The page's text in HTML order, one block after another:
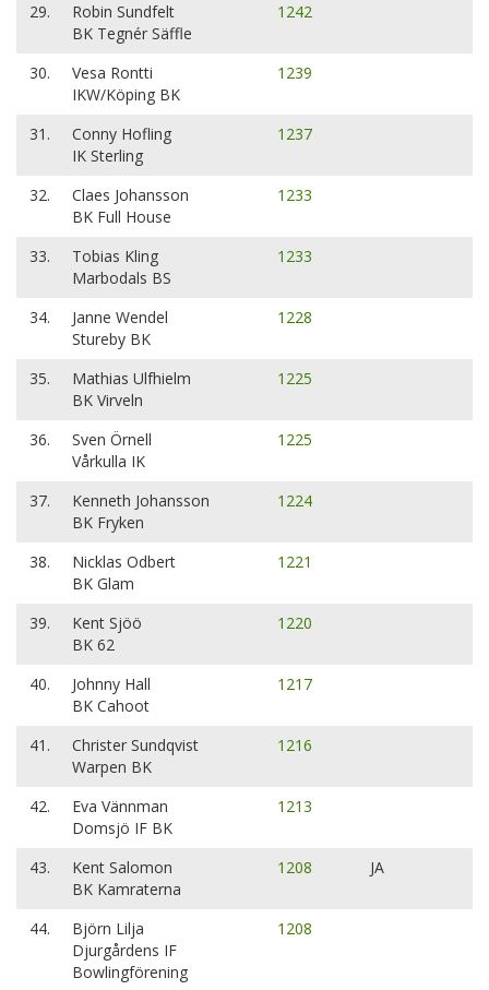
29.
Robin Sundfelt
BK Tegnér Säffle
1242
30.
Vesa Rontti
IKW/Köping BK
1239
31.
Conny Hofling
IK Sterling
1237
32.
Claes Johansson
BK Full House
1233
33.
Tobias Kling
Marbodals BS
1233
34.
Janne Wendel
Stureby BK
1228
35.
Mathias Ulfhielm
BK Virveln
1225
36.
Sven Örnell
Vårkulla IK
1225
37.
Kenneth Johansson
BK Fryken
1224
38.
Nicklas Odbert
BK Glam
1221
39.
Kent Sjöö
BK 62
1220
40.
Johnny Hall
BK Cahoot
1217
41.
Christer Sundqvist
Warpen BK
1216
42.
Eva Vännman
Domsjö IF BK
1213
43.
Kent Salomon
BK Kamraterna
1208 JA
44.
Björn Lilja
Djurgårdens IF
Bowlingförening
1208